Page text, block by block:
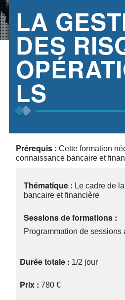
LA
DES
LS
Prérequis : Cette formation
connaissance bancaire et
Thématique : Le cadre de
bancaire et financière
Sessions de formations :
Programmation de sessions
Durée totale : 1/2 jour
Prix : 780 €